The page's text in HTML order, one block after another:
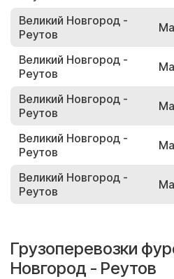
Великий Новгород -
Реутов
Великий Новгород -
Реутов
Великий Новгород -
Реутов
Великий Новгород -
Реутов
Великий Новгород -
Реутов
Грузоперевозки
Новгород - Реутов